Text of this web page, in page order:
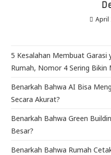
April
5 Kesalahan Membuat Garasi
Rumah, Nomor 4 Sering Bikin
Benarkah Bahwa AI Bisa
Secara Akurat?
Benarkah Bahwa Green
Besar?
Benarkah Bahwa Rumah